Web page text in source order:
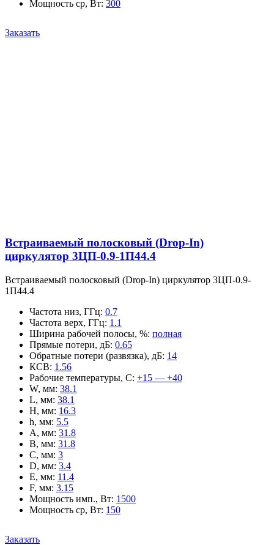
Мощность ср, Вт: 300
Заказать
Встраиваемый полосковый (Drop-In)
циркулятор 3ЦП-0.9-1П44.4
Встраиваемый полосковый (Drop-In) циркулятор 3ЦП-0.9-
1П44.4
Частота низ, ГГц: 0.7
Частота верх, ГГц: 1.1
Ширина рабочей полосы, %: полная
Прямые потери, дБ: 0.65
Обратные потери (развязка), дБ: 14
КСВ: 1.56
Рабочие температуры, С: +15 — +40
W, мм: 38.1
L, мм: 38.1
H, мм: 16.3
h, мм: 5.5
A, мм: 31.8
B, мм: 31.8
C, мм: 3
D, мм: 3.4
E, мм: 11.4
F, мм: 3.15
Мощность имп., Вт: 1500
Мощность ср, Вт: 150
Заказать